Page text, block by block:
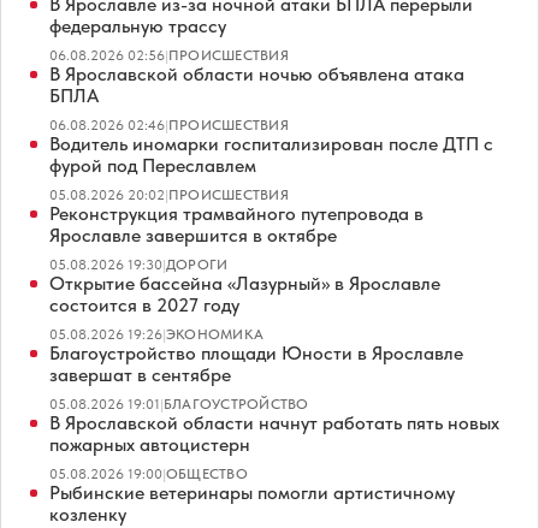
федеральную трассу
06.08.2026 02:56|ПРОИСШЕСТВИЯ
В Ярославской области ночью объявлена атака
БПЛА
06.08.2026 02:46|ПРОИСШЕСТВИЯ
Водитель иномарки госпитализирован после ДТП с
фурой под Переславлем
05.08.2026 20:02|ПРОИСШЕСТВИЯ
Реконструкция трамвайного путепровода в
Ярославле завершится в октябре
05.08.2026 19:30|ДОРОГИ
Открытие бассейна «Лазурный» в Ярославле
состоится в 2027 году
05.08.2026 19:26|ЭКОНОМИКА
Благоустройство площади Юности в Ярославле
завершат в сентябре
05.08.2026 19:01|БЛАГОУСТРОЙСТВО
В Ярославской области начнут работать пять новых
пожарных автоцистерн
05.08.2026 19:00|ОБЩЕСТВО
Рыбинские ветеринары помогли артистичному
козленку